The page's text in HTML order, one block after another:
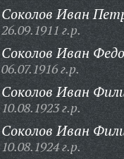
Соколов Иван
26.09.1911 г.р.
Соколов Иван
06.07.1916 г.р.
Соколов Иван
10.08.1923 г.р.
Соколов Иван
10.08.1924 г.р.